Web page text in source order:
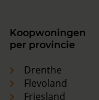
Koopwoningen
per provincie
Drenthe
Flevoland
Friesland